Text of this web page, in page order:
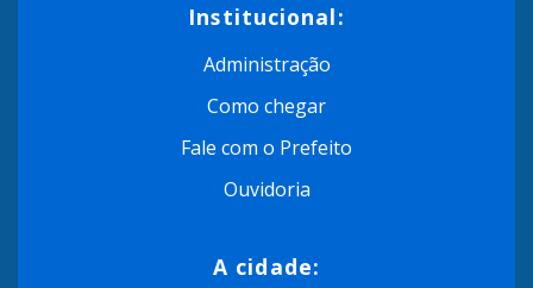
Institucional:
Administração
Como chegar
Fale com o Prefeito
Ouvidoria
A cidade: